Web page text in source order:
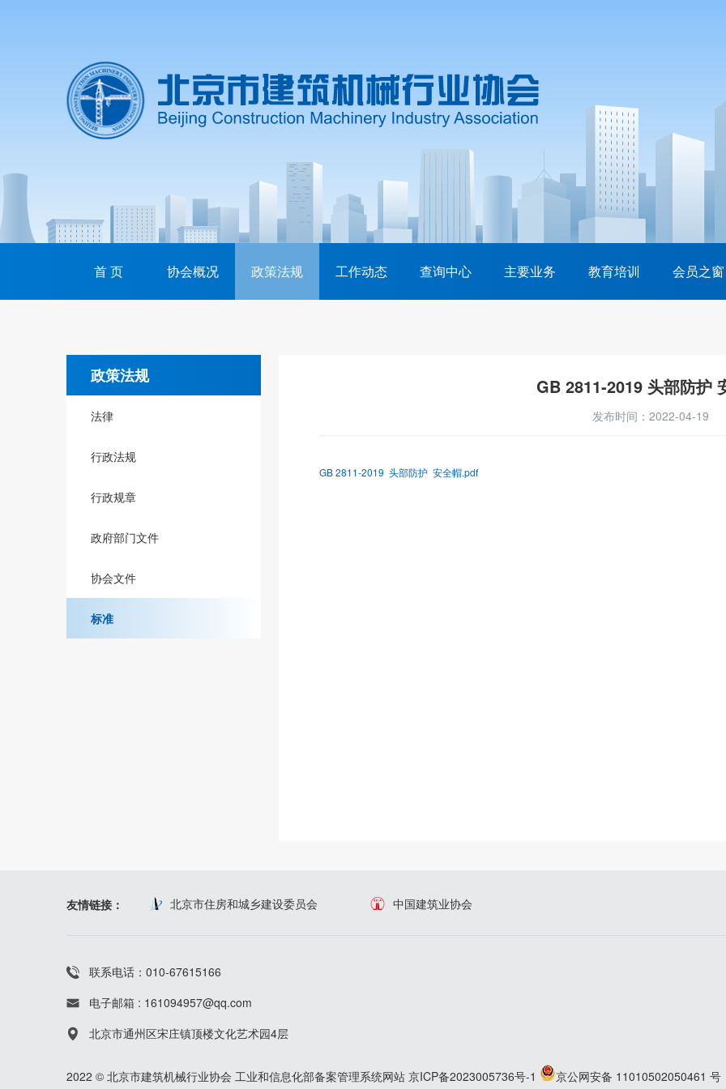
首 页 协会概况 政策法规 工作动态 查询中心 主要业务 教育培训 会员之窗
政策法规
法律
行政法规
行政规章
政府部门文件
协会文件
标准
GB 2811-2019 头部防护
发布时间：2022-04-19
GB 2811-2019 头部防护 安全帽.pdf
友情链接： 北京市住房和城乡建设委员会 中国建筑业协会
联系电话：010-67615166
电子邮箱 : 161094957@qq.com
北京市通州区宋庄镇顶楼文化艺术园4层
2022 © 北京市建筑机械行业协会 工业和信息化部备案管理系统网站 京ICP备2023005736号-1 京公网安备 11010502050461 号